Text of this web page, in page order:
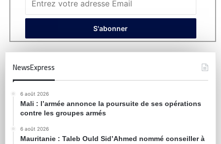
NewsExpress
6 août 2026
Mali : l’armée annonce la poursuite de ses opérations
contre les groupes armés
6 août 2026
Mauritanie : Taleb Ould Sid’Ahmed nommé conseiller à